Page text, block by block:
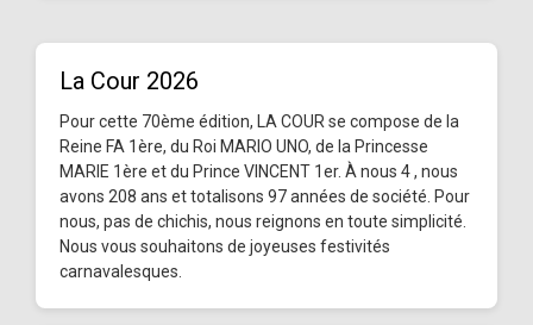
La Cour 2026
Pour cette 70ème édition, LA COUR se compose de la
Reine FA 1ère, du Roi MARIO UNO, de la Princesse
MARIE 1ère et du Prince VINCENT 1er. À nous 4 , nous
avons 208 ans et totalisons 97 années de société. Pour
nous, pas de chichis, nous reignons en toute simplicité.
Nous vous souhaitons de joyeuses festivités
carnavalesques.